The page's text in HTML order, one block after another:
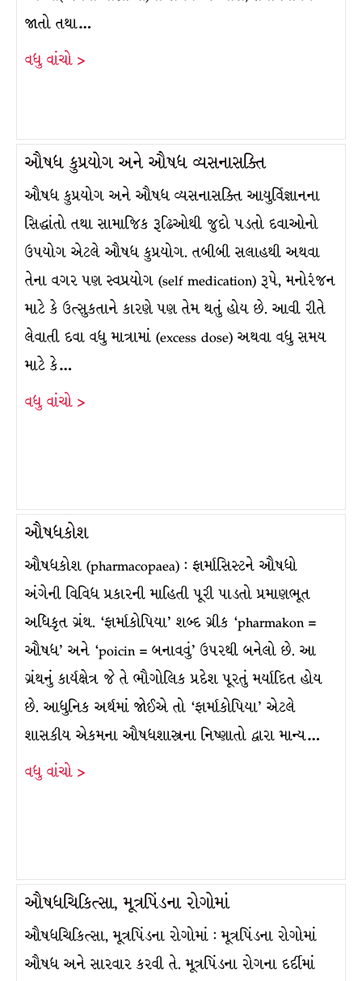
જાતો તથા…
વધુ વાંચો >
ઔષધ કુપ્રયોગ અને ઔષધ વ્યસનાસક્તિ
ઔષધ કુપ્રયોગ અને ઔષધ વ્યસનાસક્તિ આયુર્વિજ્ઞાનના
સિદ્ધાંતો તથા સામાજિક રૂઢિઓથી જુદો પડતો દવાઓનો
ઉપયોગ એટલે ઔષધ કુપ્રયોગ. તબીબી સલાહથી અથવા
તેના વગર પણ સ્વપ્રયોગ (self medication) રૂપે, મનોરંજન
માટે કે ઉત્સુકતાને કારણે પણ તેમ થતું હોય છે. આવી રીતે
લેવાતી દવા વધુ માત્રામાં (excess dose) અથવા વધુ સમય
માટે કે…
વધુ વાંચો >
ઔષધકોશ
ઔષધકોશ (pharmacopaea) : ફાર્માસિસ્ટને ઔષધો
અંગેની વિવિધ પ્રકારની માહિતી પૂરી પાડતો પ્રમાણભૂત
અધિકૃત ગ્રંથ. ‘ફાર્માકોપિયા’ શબ્દ ગ્રીક ‘pharmakon =
ઔષધ’ અને ‘poicin = બનાવવું’ ઉપરથી બનેલો છે. આ
ગ્રંથનું કાર્યક્ષેત્ર જે તે ભૌગોલિક પ્રદેશ પૂરતું મર્યાદિત હોય
છે. આધુનિક અર્થમાં જોઈએ તો ‘ફાર્માકોપિયા’ એટલે
શાસકીય એકમના ઔષધશાસ્ત્રના નિષ્ણાતો દ્વારા માન્ય…
વધુ વાંચો >
ઔષધચિકિત્સા, મૂત્રપિંડના રોગોમાં
ઔષધચિકિત્સા, મૂત્રપિંડના રોગોમાં : મૂત્રપિંડના રોગોમાં
ઔષધ અને સારવાર કરવી તે. મૂત્રપિંડના રોગના દર્દીમાં